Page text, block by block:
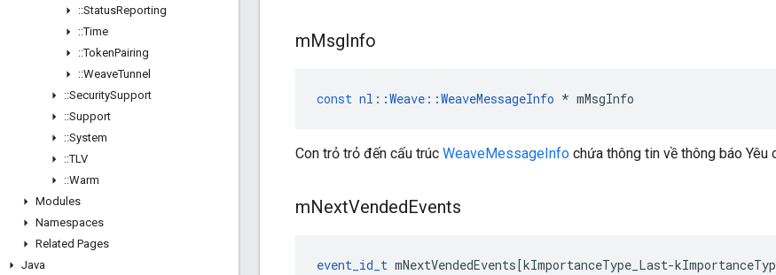
::StatusReporting
::Time
::TokenPairing
::WeaveTunnel
::SecuritySupport
::Support
::System
::TLV
::Warm
Modules
Namespaces
Related Pages
Java
mMsgInfo
const nl ::Weave ::WeaveMessageInfo * mMsgInfo
Con trỏ trỏ đến cấu trúc WeaveMessageInfo chứa thông tin về thông báo Yêu
mNextVendedEvents
event_id_t mNextVendedEvents[kImportanceType_Last-